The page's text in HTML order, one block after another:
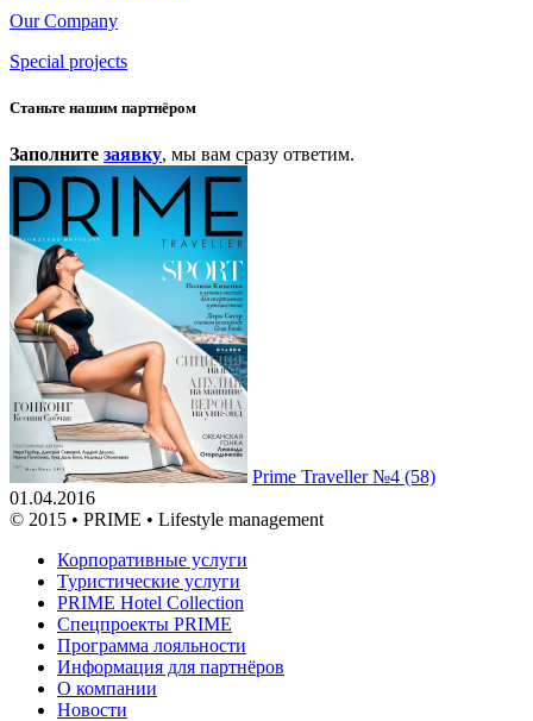
Our Company
Special projects
Станьте нашим партнёром
Заполните заявку, мы вам сразу ответим.
Prime Traveller №4 (58)
01.04.2016
© 2015 • PRIME • Lifestyle management
Корпоративные услуги
Туристические услуги
PRIME Hotel Collection
Спецпроекты PRIME
Программа лояльности
Информация для партнёров
О компании
Новости